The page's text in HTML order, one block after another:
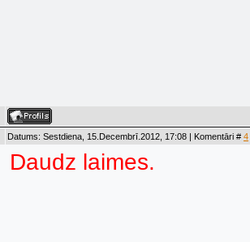
Datums: Sestdiena, 15.Decembrī.2012, 17:08 | Komentāri # 4
Daudz laimes.